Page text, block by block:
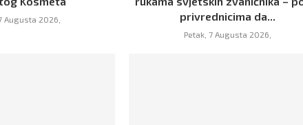
Augusta 2026,
privrednicima da...
Petak, 7 Augusta 2026,